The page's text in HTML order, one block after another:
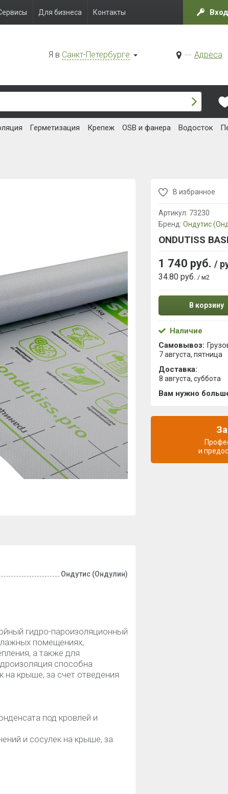
Для бизнеса Контакты
Я в Санкт-Петербурге Адреса
Герметизация Крепеж OSB и фанера Водосток
Ондутис (Ондулин)
гидро-пароизоляционный
помещениях,
а также для
способна
на крыше, за счет отведения
под кровлей и
и сосулек на крыше, за
В избранное
Артикул: 73230
Бренд: Ондутис
ONDUTISS
1 740 руб. /
34.80 руб. / м2
В корзину
Наличие
Самовывоз:
7 августа, пятница
Доставка:
8 августа, суббота
Вам нужно
и